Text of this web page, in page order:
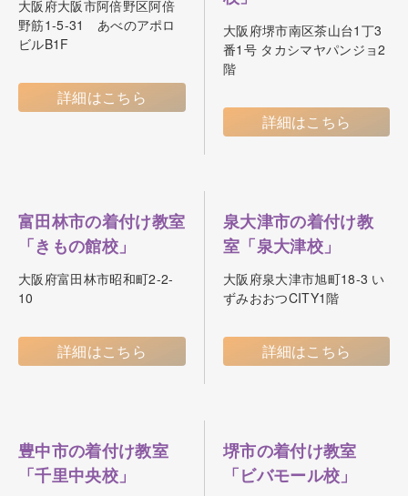
大阪府大阪市阿倍野区阿倍
野筋1-5-31 あべのアポロ
ビルB1F
詳細はこちら
大阪府堺市南区茶山台1丁3
番1号 タカシマヤパンジョ2
階
詳細はこちら
富田林市の着付け教室
「きもの館校」
大阪府富田林市昭和町2-2-
10
詳細はこちら
泉大津市の着付け教
室「泉大津校」
大阪府泉大津市旭町18-3 い
ずみおおつCITY1階
詳細はこちら
豊中市の着付け教室
「千里中央校」
堺市の着付け教室
「ビバモール校」